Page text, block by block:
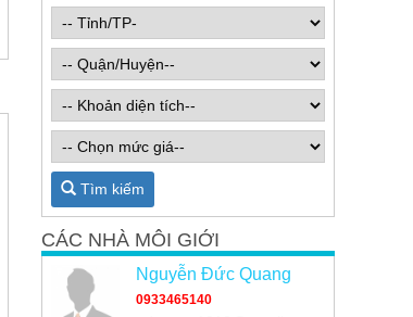
Tìm kiếm
CÁC NHÀ MÔI GIỚI
Nguyễn Đức Quang
0933465140